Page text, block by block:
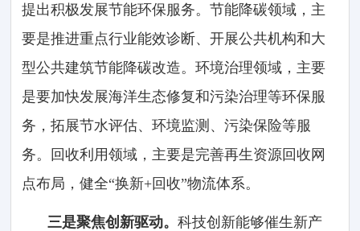
提出积极发展节能环保服务。节能降碳领域，主
要是推进重点行业能效诊断、开展公共机构和大
型公共建筑节能降碳改造。环境治理领域，主要
是要加快发展海洋生态修复和污染治理等环保服
务，拓展节水评估、环境监测、污染保险等服
务。回收利用领域，主要是完善再生资源回收网
点布局，健全“换新+回收”物流体系。
三是聚焦创新驱动。科技创新能够催生新产